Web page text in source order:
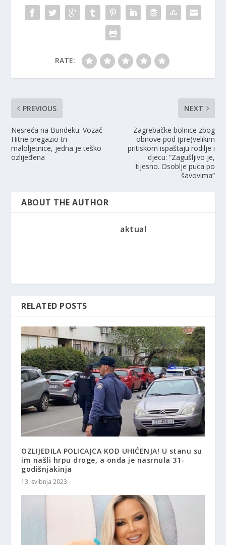
RATE:
PREVIOUS
Nesreća na Bundeku: Vozač
Hitne pregazio tri
maloljetnice, jedna je teško
ozlijeđena
NEXT
Zagrebačke bolnice zbog
obnove pod (pre)velikim
pritiskom ispaštaju rodilje i
djecu: “Zagušljivo je,
tijesno. Osoblje puca po
šavovima”
ABOUT THE AUTHOR
aktual
RELATED POSTS
OZLIJEDILA POLICAJCA KOD UHIĆENJA! U stanu su
im našli hrpu droge, a onda je nasrnula 31-
godišnjakinja
13. svibnja 2023.